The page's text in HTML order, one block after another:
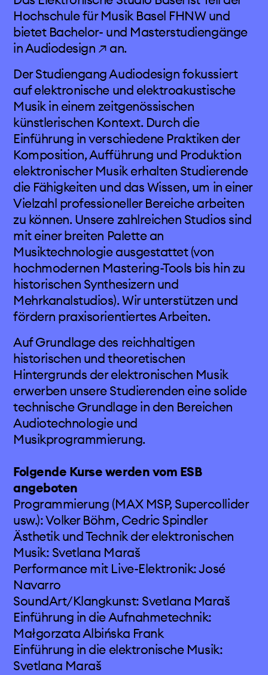
aktivitäten
projects & more
mediathek
kalender
kontakt
Hochschule für Musik Basel FHNW und
bietet Bachelor- und Masterstudiengänge
in Audiodesign ↗an.
Der Studiengang Audiodesign fokussiert
auf elektronische und elektroakustische
Musik in einem zeitgenössischen
künstlerischen Kontext. Durch die
Einführung in verschiedene Praktiken der
Komposition, Aufführung und Produktion
elektronischer Musik erhalten Studierende
die Fähigkeiten und das Wissen, um in einer
Vielzahl professioneller Bereiche arbeiten
zu können. Unsere zahlreichen Studios sind
mit einer breiten Palette an
Musiktechnologie ausgestattet (von
hochmodernen Mastering-Tools bis hin zu
historischen Synthesizern und
Mehrkanalstudios). Wir unterstützen und
fördern praxisorientiertes Arbeiten.
Auf Grundlage des reichhaltigen
historischen und theoretischen
Hintergrunds der elektronischen Musik
erwerben unsere Studierenden eine solide
technische Grundlage in den Bereichen
Audiotechnologie und
Musikprogrammierung.
Folgende Kurse werden vom ESB
angeboten
Programmierung (MAX MSP, Supercollider
usw.): Volker Böhm, Cedric Spindler
Ästhetik und Technik der elektronischen
Musik: Svetlana Maraš
Performance mit Live-Elektronik: José
Navarro
SoundArt/Klangkunst: Svetlana Maraš
Einführung in die Aufnahmetechnik:
Małgorzata Albińska Frank
Einführung in die elektronische Musik:
Svetlana Maraš